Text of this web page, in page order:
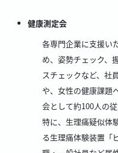
健康測定会
各専門企業に支援い
め、姿勢チェック、
スチェックなど、社
や、女性の健康課題
会として約100人の
特に、生理痛疑似体
る生理痛体験装置「